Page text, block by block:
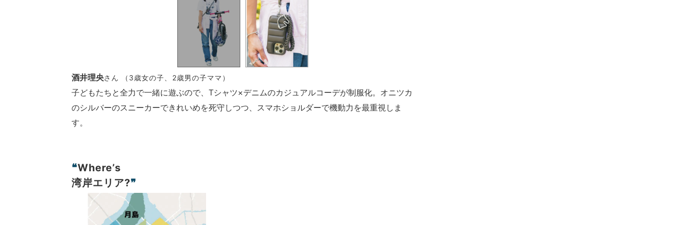
酒井理央さん （3歳女の子、2歳男の子ママ）
子どもたちと全力で一緒に遊ぶので、Tシャツ×デニムのカジュアルコーデが制服化。オニツカ
のシルバーのスニーカーできれいめを死守しつつ、スマホショルダーで機動力を最重視しま
す。
❝Where’s
湾岸エリア?❞